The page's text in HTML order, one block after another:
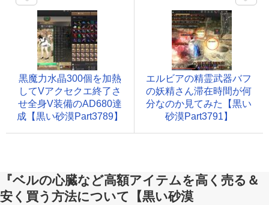
黒魔力水晶300個を加熱
してVアクセクエ終了さ
せ全身V装備のAD680達
成【黒い砂漠Part3789】
エルビアの精霊武器バフ
の妖精さん滞在時間が何
分なのか見てみた【黒い
砂漠Part3791】
『ベルの心臓など高額アイテムを高く売る＆
安く買う方法について【黒い砂漠